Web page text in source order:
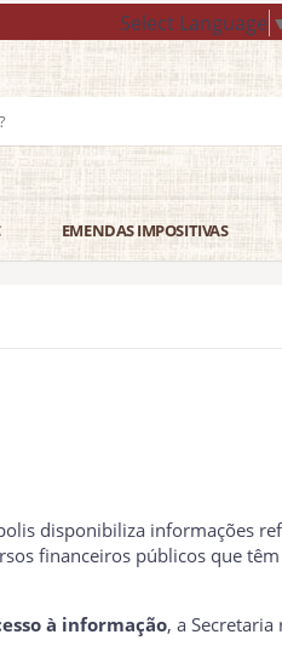
Select Language
EMENDAS IMPOSITIVAS
disponibiliza informações
financeiros públicos que
à informação, a